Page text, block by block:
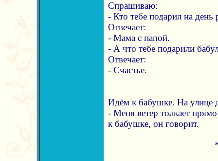
Спрашиваю:
- Кто тебе подарил на день
Отвечает:
- Мама с папой.
- А что тебе подарили
Отвечает:
- Счастье.
Идём к бабушке. На улице
- Меня ветер толкает
к бабушке, он говорит.